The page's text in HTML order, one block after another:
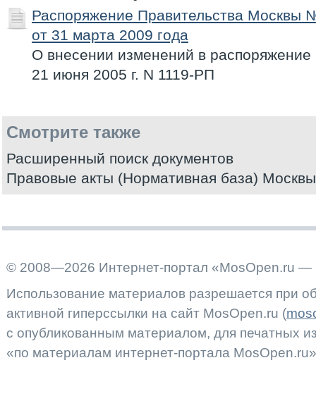
Распоряжение Правительства Москвы
от 31 марта 2009 года
О внесении изменений в
21 июня 2005 г. N 1119-РП
Смотрите также
Расширенный поиск документов
Правовые акты (Нормативная база) Москвы
© 2008—2026 Интернет-портал «MosOpen.ru —
Использование материалов разрешается при
активной гиперссылки на сайт MosOpen.ru (
с опубликованным материалом, для печатных
«по материалам интернет-портала